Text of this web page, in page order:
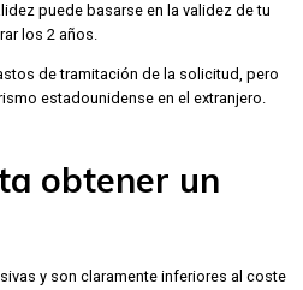
puede basarse en la validez de tu
los 2 años.
de tramitación de la solicitud, pero
estadounidense en el extranjero.
obtener un
y son claramente inferiores al coste